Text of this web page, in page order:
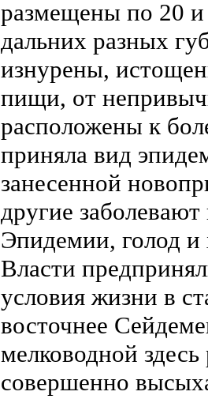
размещены по 20
дальних разных
изнурены,
пищи, от
расположены к
приняла вид
занесенной
другие
Эпидемии, голод и
Власти
условия жизни в
восточнее
мелководной
совершенно